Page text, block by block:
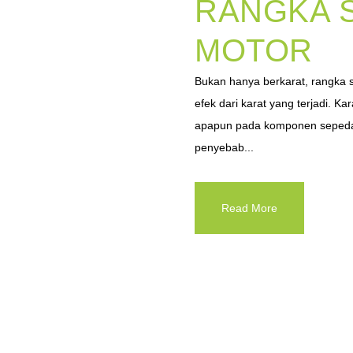
RANGKA
MOTOR
Bukan hanya berkarat, rangka
efek dari karat yang terjadi.
apapun pada komponen
penyebab...
Read More